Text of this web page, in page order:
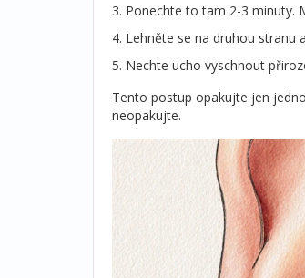
Ponechte to tam 2-3 minuty.
Lehněte se na druhou stranu
Nechte ucho vyschnout
Tento postup opakujte jen
neopakujte.